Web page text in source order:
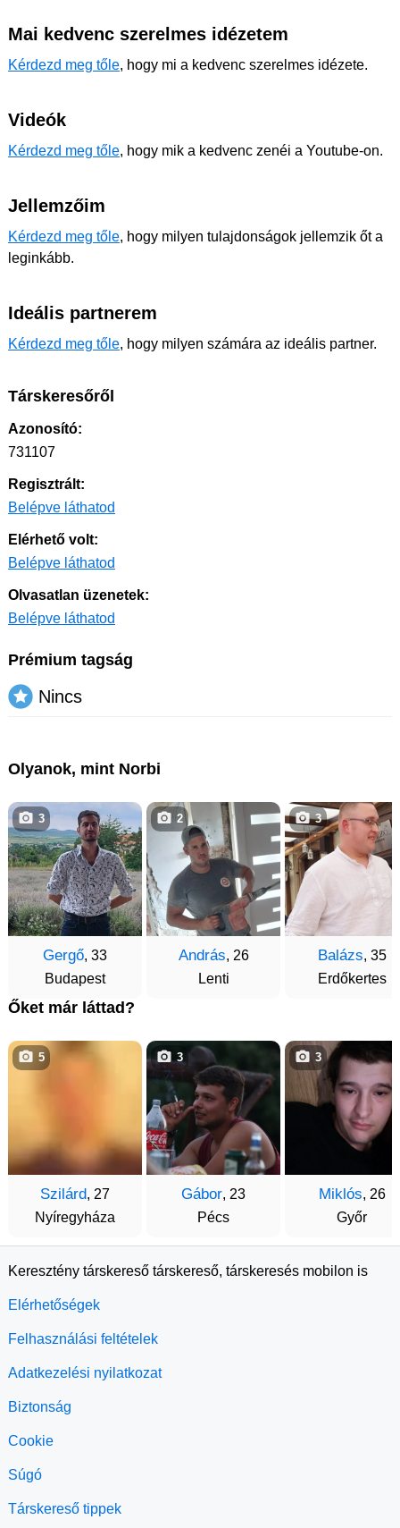
Mai kedvenc szerelmes idézetem
Kérdezd meg tőle, hogy mi a kedvenc szerelmes idézete.
Videók
Kérdezd meg tőle, hogy mik a kedvenc zenéi a Youtube-on.
Jellemzőim
Kérdezd meg tőle, hogy milyen tulajdonságok jellemzik őt a
leginkább.
Ideális partnerem
Kérdezd meg tőle, hogy milyen számára az ideális partner.
Társkeresőről
Azonosító:
731107
Regisztrált:
Belépve láthatod
Elérhető volt:
Belépve láthatod
Olvasatlan üzenetek:
Belépve láthatod
Prémium tagság
Nincs
Olyanok, mint Norbi
Gergő, 33
Budapest
3
András, 26
Lenti
2
Balázs, 35
Erdőkertes
3
Őket már láttad?
Szilárd, 27
Nyíregyháza
5
Gábor, 23
Pécs
3
Miklós, 26
Győr
3
Keresztény társkereső társkereső, társkeresés mobilon is
Elérhetőségek
Felhasználási feltételek
Adatkezelési nyilatkozat
Biztonság
Cookie
Súgó
Társkereső tippek